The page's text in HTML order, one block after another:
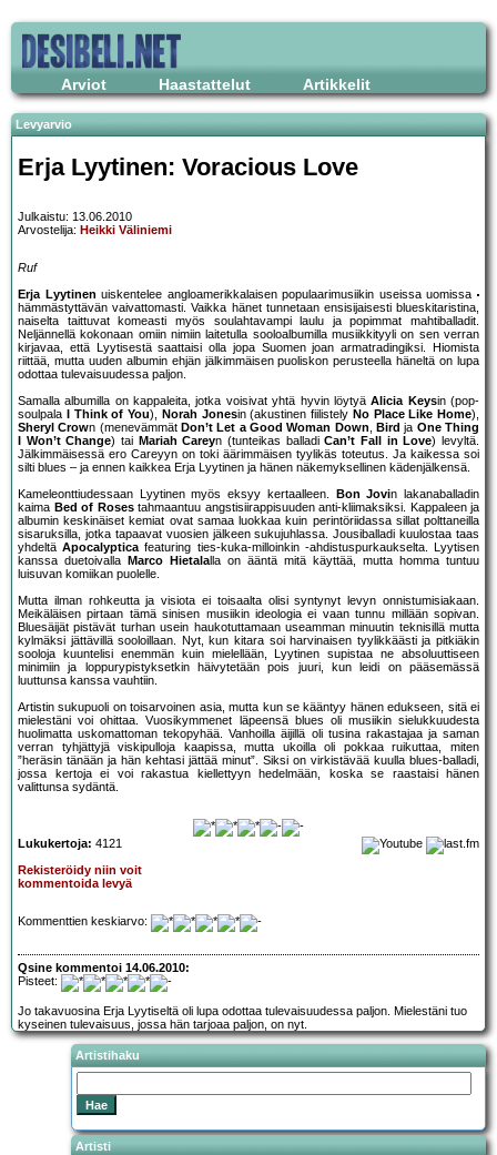
Arviot Haastattelut Artikkelit
Levyarvio
Erja Lyytinen: Voracious Love
Julkaistu: 13.06.2010
Arvostelija: Heikki Väliniemi
Ruf
Erja Lyytinen uiskentelee angloamerikkalaisen populaarimusiikin useissa uomissa
hämmästyttävän vaivattomasti. Vaikka hänet tunnetaan ensisijaisesti blueskitaristina,
naiselta taittuvat komeasti myös soulahtavampi laulu ja popimmat mahtiballadit.
Neljännellä kokonaan omiin nimiin laitetulla sooloalbumilla musiikkityyli on sen verran
kirjavaa, että Lyytisestä saattaisi olla jopa Suomen joan armatradingiksi. Hiomista
riittää, mutta uuden albumin ehjän jälkimmäisen puoliskon perusteella häneltä on lupa
odottaa tulevaisuudessa paljon.
Samalla albumilla on kappaleita, jotka voisivat yhtä hyvin löytyäAlicia Keysin (pop-
soulpala
I Think of You), Norah Jonesin (akustinen fiilistely No Place Like Home),
Sheryl Crown (menevämmät Don’t Let a Good Woman Down, Bird ja One Thing
I Won’t Change) tai Mariah Careyn (tunteikas balladiCan’t Fall in Love) levyltä.
Jälkimmäisessä ero Careyyn on toki äärimmäisen tyylikäs toteutus. Ja kaikessa soi
silti blues – ja ennen kaikkea Erja Lyytinen ja hänen näkemyksellinen kädenjälkensä.
Kameleonttiudessaan Lyytinen myös eksyy kertaalleen.
Bon Jovin lakanaballadin
kaima Bed of Rosestahmaantuu angstisiirappisuuden anti-kliimaksiksi. Kappaleen ja
albumin keskinäiset kemiat ovat samaa luokkaa kuin perintöriidassa sillat polttaneilla
sisaruksilla, jotka tapaavat vuosien jälkeen sukujuhlassa. Jousiballadi kuulostaa taas
yhdeltäApocalypticafeaturing ties-kuka-milloinkin -ahdistuspurkaukselta. Lyytisen
kanssa duetoivalla
Marco Hietalalla on ääntä mitä käyttää, mutta homma tuntuu
luisuvan komiikan puolelle.
Mutta ilman rohkeutta ja visiota ei toisaalta olisi syntynyt levyn onnistumisiakaan.
Meikäläisen pirtaan tämä sinisen musiikin ideologia ei vaan tunnu millään sopivan.
Bluesäijät pistävät turhan usein haukotuttamaan useamman minuutin teknisillä mutta
kylmäksi jättävillä sooloillaan. Nyt, kun kitara soi harvinaisen tyylikkäästi ja pitkiäkin
sooloja kuuntelisi enemmän kuin mielellään, Lyytinen supistaa ne absoluuttiseen
minimiin ja loppurypistyksetkin häivytetään pois juuri, kun leidi on pääsemässä
luuttunsa kanssa vauhtiin.
Artistin sukupuoli on toisarvoinen asia, mutta kun se kääntyy hänen edukseen, sitä ei
mielestäni voi ohittaa. Vuosikymmenet läpeensä blues oli musiikin sielukkuudesta
huolimatta uskomattoman tekopyhää. Vanhoilla äijillä oli tusina rakastajaa ja saman
verran tyhjättyjä viskipulloja kaapissa, mutta ukoilla oli pokkaa ruikuttaa, miten
”heräsin tänään ja hän kehtasi jättää minut”. Siksi on virkistävää kuulla blues-balladi,
jossa kertoja ei voi rakastua kiellettyyn hedelmään, koska se raastaisi hänen
valittunsa sydäntä.
Lukukertoja: 4121
Rekisteröidy niin voit
kommentoida levyä
Kommenttien keskiarvo:
Qsine kommentoi 14.06.2010:
Pisteet:
Jo takavuosina Erja Lyytiseltä oli lupa odottaa tulevaisuudessa paljon. Mielestäni tuo
kyseinen tulevaisuus, jossa hän tarjoaa paljon, on nyt.
Artistihaku
Artisti